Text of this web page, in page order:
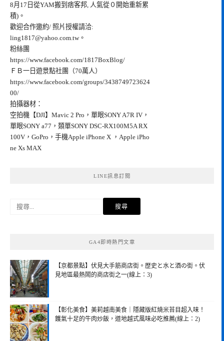
8月17日從YAM搬到痞客邦, 人氣從０開始重新累
積)。
歡迎合作邀約/ 照片授權請洽:
ling1817@yahoo.com.tw。
粉絲團
https://www.facebook.com/1817BoxBlog/
ＦＢ一日遊景點社團（70萬人）
https://www.facebook.com/groups/3438749723624
00/
拍攝器材：
空拍機【DJI】Mavic 2 Pro，單眼SONY A7R IV，
單眼SONY a77，類單SONY DSC-RX100M5A RX
100V，GoPro，手機Apple iPhone X ，Apple iPho
ne Xs MAX
LINE訊息訂閱
GA4即時熱門文章
【京都景點】伏見大手筋商店街。歴史と水と酒の街。伏
見地區最熱鬧的商店街之一(線上：3)
【彰化美食】美莉越南美食｜隱藏版紅燒米苔目超入味！
鑊氣十足的牛肉炒飯，道地越式風味必吃推薦(線上：2)